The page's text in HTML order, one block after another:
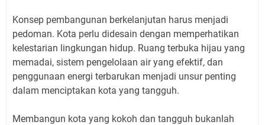
Konsep pembangunan berkelanjutan harus menjadi
pedoman. Kota perlu didesain dengan memperhatikan
kelestarian lingkungan hidup. Ruang terbuka hijau yang
memadai, sistem pengelolaan air yang efektif, dan
penggunaan energi terbarukan menjadi unsur penting
dalam menciptakan kota yang tangguh.
Membangun kota yang kokoh dan tangguh bukanlah